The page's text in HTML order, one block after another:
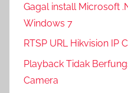
Gagal install Microsoft
Windows 7
RTSP URL Hikvision IP
Playback Tidak
Camera